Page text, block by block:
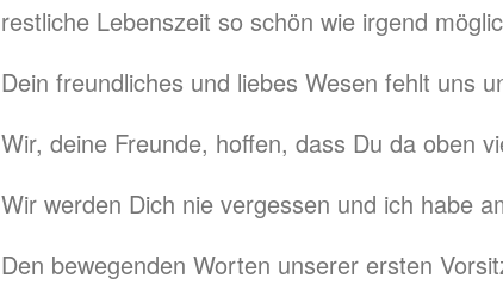
restliche Lebenszeit so schön wie irgend
Dein freundliches und liebes Wesen fehlt uns
Wir, deine Freunde, hoffen, dass Du da oben
Wir werden Dich nie vergessen und ich habe
Den bewegenden Worten unserer ersten